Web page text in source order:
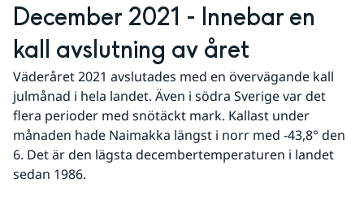
December 2021 - Innebar en
kall avslutning av året
Väderåret 2021 avslutades med en övervägande kall
julmånad i hela landet. Även i södra Sverige var det
flera perioder med snötäckt mark. Kallast under
månaden hade Naimakka längst i norr med -43,8° den
6. Det är den lägsta decembertemperaturen i landet
sedan 1986.